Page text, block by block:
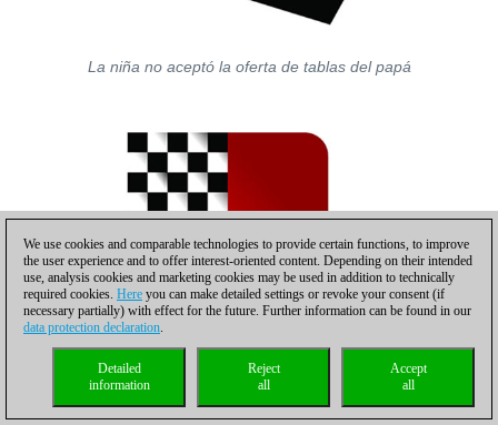
La niña no aceptó la oferta de tablas del papá
We use cookies and comparable technologies to provide certain functions, to improve
the user experience and to offer interest-oriented content. Depending on their intended
use, analysis cookies and marketing cookies may be used in addition to technically
required cookies. Here you can make detailed settings or revoke your consent (if
necessary partially) with effect for the future. Further information can be found in our
data protection declaration.
Accept
all
Reject
all
Detailed
information